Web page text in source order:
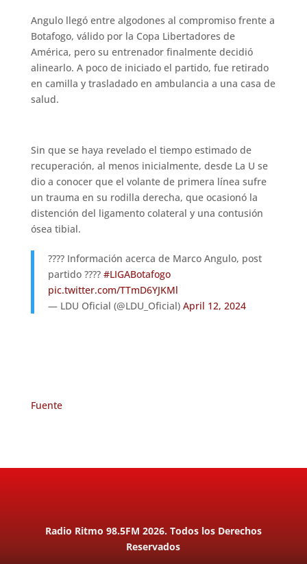
Angulo llegó entre algodones al compromiso frente a
Botafogo, válido por la Copa Libertadores de
América, pero su entrenador finalmente decidió
alinearlo. A poco de iniciado el partido, fue retirado
en camilla y trasladado en ambulancia a una casa de
salud.
Sin que se haya revelado el tiempo estimado de
recuperación, al menos inicialmente, desde La U se
dio a conocer que el volante de primera línea sufre
un trauma en su rodilla derecha, que ocasionó la
distención del ligamento colateral y una contusión
ósea tibial.
???? Información acerca de Marco Angulo, post
partido ???? #LIGABotafogo
pic.twitter.com/TTmD6YJKMl
— LDU Oficial (@LDU_Oficial) April 12, 2024
Fuente
Radio Ritmo 98.5FM 2026. Todos los Derechos
Reservados